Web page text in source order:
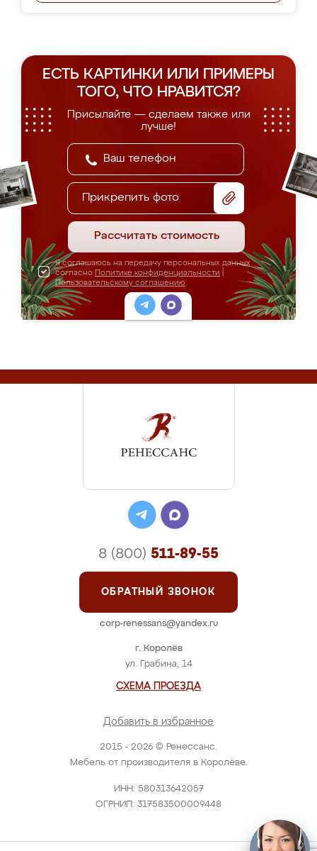
ЕСТЬ КАРТИНКИ ИЛИ ПРИМЕРЫ
ТОГО, ЧТО НРАВИТСЯ?
Присылайте — сделаем также или
лучше!
Прикрепить фото
Рассчитать стоимость
Я соглашаюсь на передачу персональных данных
согласно Политике конфиденциальности
Пользовательскому соглашению
2015 - 2026 © Ренессанс.
Мебель от производителя в Королёве.
ИНН: 580313642057
ОГРНИП: 317583500009448
г. Королёв
ул. Грабина, 14
СХЕМА ПРОЕЗДА
Добавить в избранное
8 (800) 511-89-55
ОБРАТНЫЙ ЗВОНОК
corp-renessans@yandex.ru